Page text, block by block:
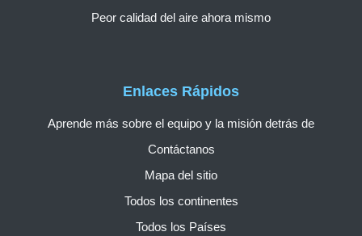
Enlaces Rápidos
Aprende más sobre el equipo y la misión detrás de
Contáctanos
Mapa del sitio
Todos los continentes
Todos los Países
Peor calidad del aire ahora mismo